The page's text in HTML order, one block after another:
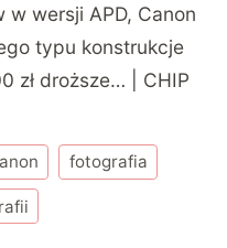
w wersji APD, Canon
typu konstrukcje
zł droższe… | CHIP
fotografia